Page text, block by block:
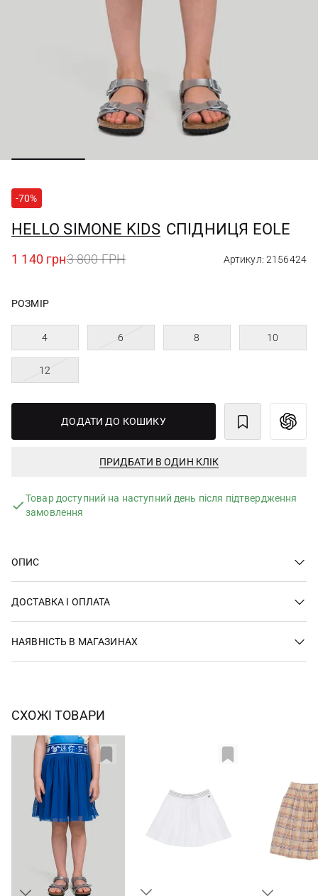
-70%
HELLO SIMONE KIDS СПІДНИЦЯ EOLE
1 140 грн3 800 ГРН Артикул: 2156424
РОЗМІР
4 6 8 10
12
ДОДАТИ ДО КОШИКУ
ПРИДБАТИ В ОДИН КЛІК
Товар доступний на наступний день після підтвердження
замовлення
ОПИС
ДОСТАВКА І ОПЛАТА
НАЯВНІСТЬ В МАГАЗИНАХ
СХОЖІ ТОВАРИ